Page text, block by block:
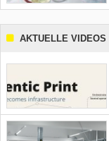
AKTUELLE VIDEOS